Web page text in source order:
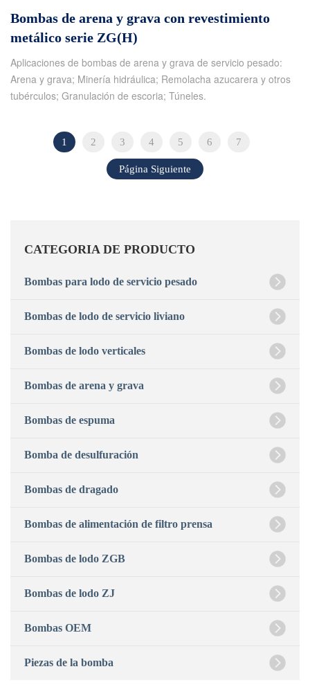
CATEGORIA DE PRODUCTO
Bombas para lodo de servicio pesado
Bombas de lodo de servicio liviano
Bombas de lodo verticales
Bombas de arena y grava
Bombas de espuma
Bomba de desulfuración
Bombas de dragado
Bombas de alimentación de filtro prensa
Bombas de lodo ZGB
Bombas de lodo ZJ
Bombas OEM
Piezas de la bomba
Bombas de arena y grava con revestimiento
metálico serie ZG(H)
Aplicaciones de bombas de arena y grava de servicio pesado:
Arena y grava; Minería hidráulica; Remolacha azucarera y otros
tubérculos; Granulación de escoria; Túneles.
1 2 3 4 5 6 7
Página Siguiente